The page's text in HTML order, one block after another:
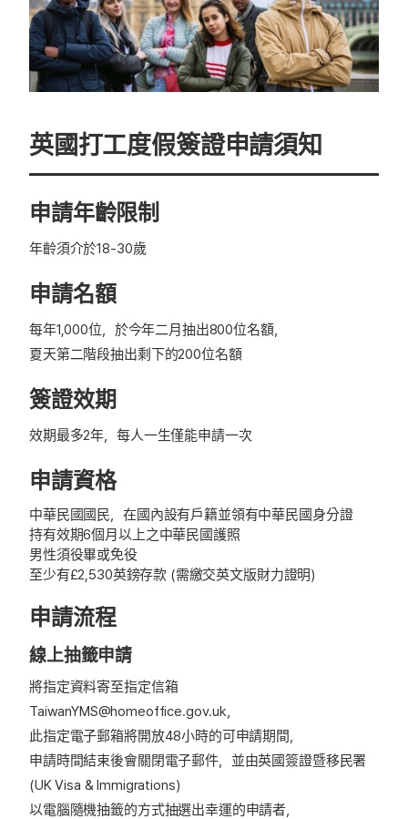
英國打工度假簽證申請須知
申請年齡限制
年齡須介於18-30歲
申請名額
每年1,000位，於今年二月抽出800位名額，
夏天第二階段抽出剩下的200位名額
簽證效期
效期最多2年，每人一生僅能申請一次
申請資格
中華民國國民，在國內設有戶籍並領有中華民國身分證
持有效期6個月以上之中華民國護照
男性須役畢或免役
至少有£2,530英鎊存款 (需繳交英文版財力證明)
申請流程
線上抽籤申請
將指定資料寄至指定信箱
TaiwanYMS@homeoffice.gov.uk，
此指定電子郵箱將開放48小時的可申請期間，
申請時間結束後會關閉電子郵件，並由英國簽證暨移民署
(UK Visa & Immigrations)
以電腦隨機抽籤的方式抽選出幸運的申請者，